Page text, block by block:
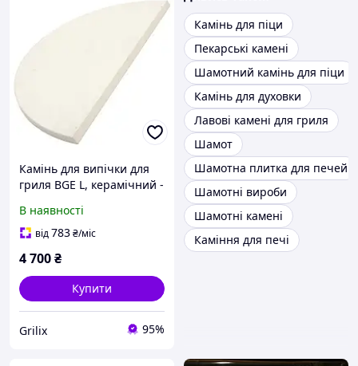
Камінь для випічки для
гриля BGE L, керамічний -
В наявності
від783₴/міс
4 700₴
Купити
Grilix 95%
Камінь для піци
Пекарські камені
Шамотний камінь для піци
Камінь для духовки
Лавові камені для гриля
Шамот
Шамотна плитка для печей
Шамотні вироби
Шамотні камені
Каміння для печі